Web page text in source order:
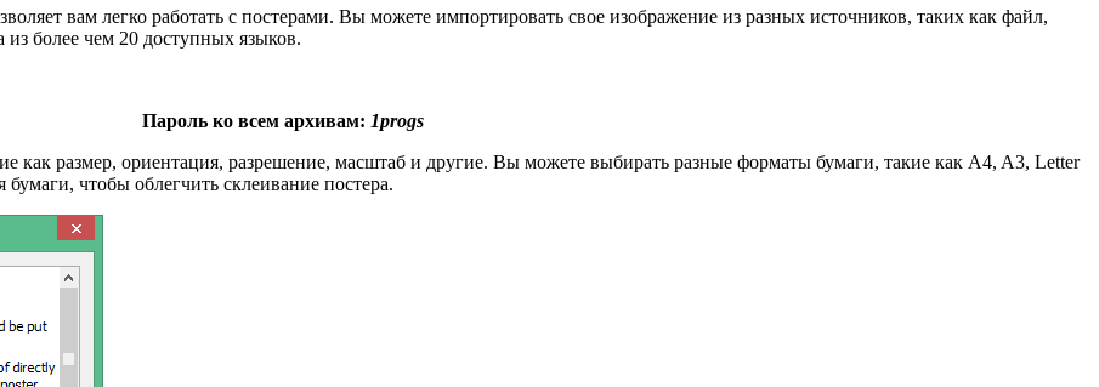
вам легко работать с постерами. Вы можете импортировать свое изображение из разных источников, таких как файл,
более чем 20 доступных языков.
Пароль ко всем архивам: 1progs
как размер, ориентация, разрешение, масштаб и другие. Вы можете выбирать разные форматы бумаги, такие как A4, A3, Letter
чтобы облегчить склеивание постера.